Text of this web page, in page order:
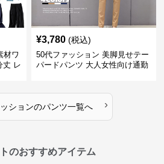
材ワ
丈 レ
¥3,780 (税込)
50代ファッション 美脚見せテー
パードパンツ 大人女性向け通勤
ションのパンツ一覧へ ›
のおすすめアイテム